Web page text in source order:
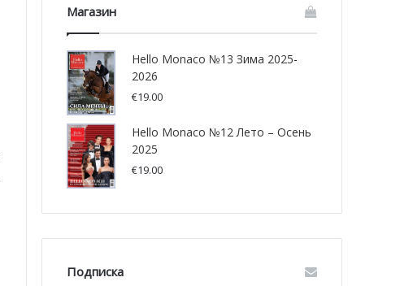
Магазин
Hello Monaco №13 Зима 2025-
2026
€19.00
Hello Monaco №12 Лето – Осень
2025
€19.00
Подписка